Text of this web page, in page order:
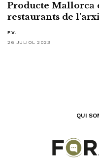
Producte Mallorca
restaurants de
F.V.
26 JULIOL 2023
QUI